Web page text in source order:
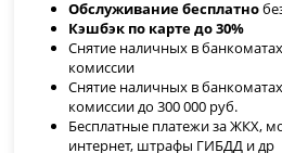
Обслуживание бесплатно
Кэшбэк по карте до 30%
Снятие наличных в
комиссии
Снятие наличных в
комиссии до 300 000 руб.
Бесплатные платежи за ЖКХ,
интернет, штрафы ГИБДД и др